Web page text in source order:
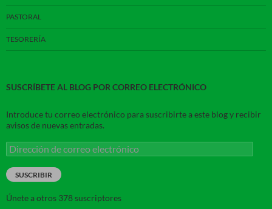
PASTORAL
TESORERÍA
SUSCRÍBETE AL BLOG POR CORREO ELECTRÓNICO
Introduce tu correo electrónico para suscribirte a este blog y recibir
avisos de nuevas entradas.
Dirección
de
correo
electrónico
SUSCRIBIR
Únete a otros 378 suscriptores